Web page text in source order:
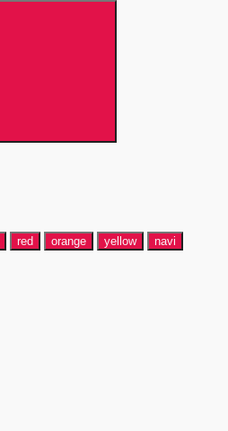
red orange yellow
navi